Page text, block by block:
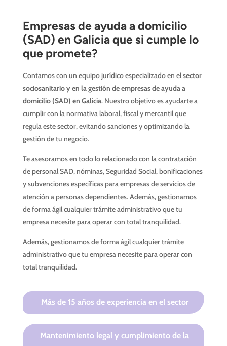
Empresas de ayuda a domicilio
(SAD) en Galicia que si cumple lo
que promete?
Contamos con un equipo jurídico especializado en elsector
sociosanitario y en la gestión de empresas de ayuda a
domicilio (SAD) en Galicia. Nuestro objetivo es ayudarte a
cumplir con la normativa laboral, fiscal y mercantil que
regula este sector, evitando sanciones y optimizando la
gestión de tu negocio.
Te asesoramos en todo lo relacionado con la contratación
de personal SAD, nóminas, Seguridad Social, bonificaciones
y subvenciones específicas para empresas de servicios de
atención a personas dependientes. Además, gestionamos
de forma ágil cualquier trámite administrativo que tu
empresa necesite para operar con total tranquilidad.
Además, gestionamos de forma ágil cualquier trámite
administrativo que tu empresa necesite para operar con
total tranquilidad.
Más de 15 años de experiencia en el sector
Mantenimiento legal y cumplimiento de la